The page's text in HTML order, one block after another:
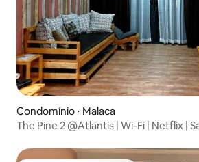
Condomínio ⋅ Malaca
The Pine 2 @Atlantis | Wi-Fi | Netflix |